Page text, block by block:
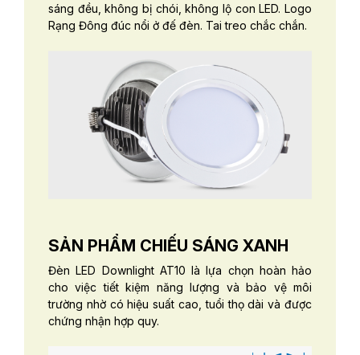
sáng đều, không bị chói, không lộ con LED. Logo
Rạng Đông đúc nổi ở đế đèn. Tai treo chắc chắn.
SẢN PHẨM CHIẾU SÁNG XANH
Đèn LED Downlight AT10 là lựa chọn hoàn hảo
cho việc tiết kiệm năng lượng và bảo vệ môi
trường nhờ có hiệu suất cao, tuổi thọ dài và được
chứng nhận hợp quy.